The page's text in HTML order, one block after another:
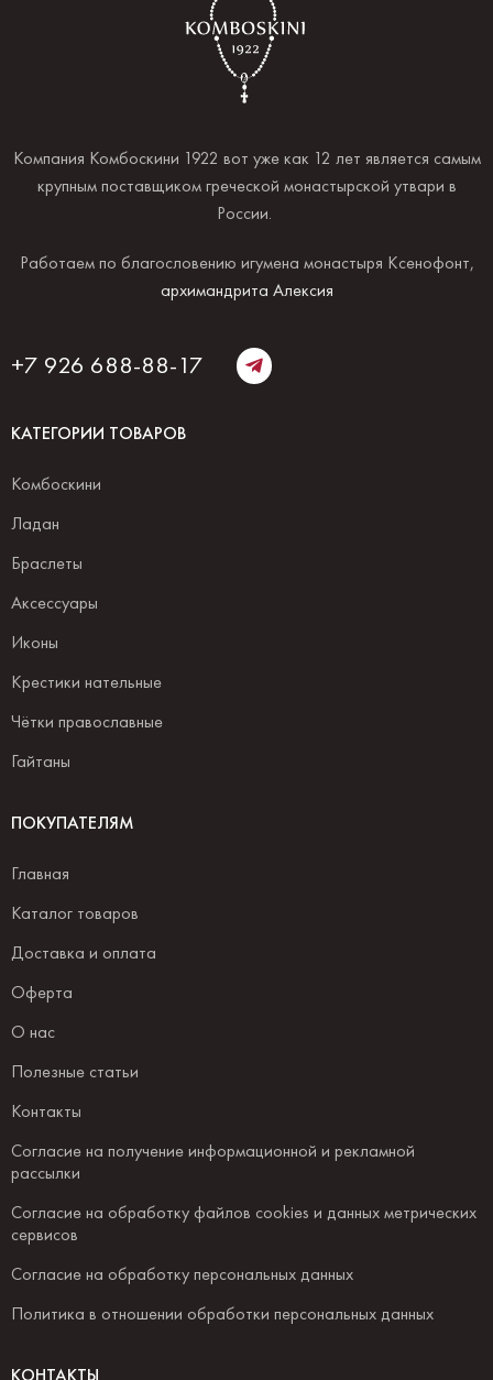
Компания Комбоскини 1922 вот уже как 12 лет является самым
крупным поставщиком греческой монастырской утвари в
России.
Работаем по благословению игумена монастыря Ксенофонт,
архимандрита Алексия
+7 926 688-88-17
КАТЕГОРИИ ТОВАРОВ
Комбоскини
Ладан
Браслеты
Аксессуары
Иконы
Крестики нательные
Чётки православные
Гайтаны
ПОКУПАТЕЛЯМ
Главная
Каталог товаров
Доставка и оплата
Оферта
О нас
Полезные статьи
Контакты
Согласие на получение информационной и рекламной
рассылки
Согласие на обработку файлов cookies и данных метрических
сервисов
Согласие на обработку персональных данных
Политика в отношении обработки персональных данных
КОНТАКТЫ